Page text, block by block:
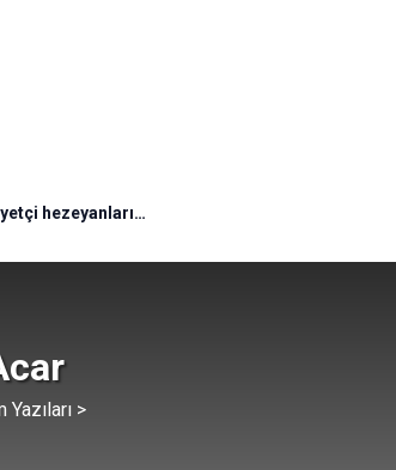
hezeyanları…
Yazıları >